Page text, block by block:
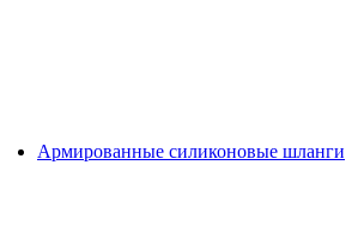
Армированные силиконовые шланги